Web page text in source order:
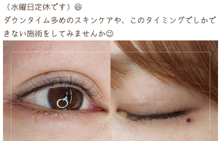
トップページ
（水曜日定休です）😆
ダウンタイム多めのスキンケアや、このタイミングでしかで
きない施術をしてみませんか😉